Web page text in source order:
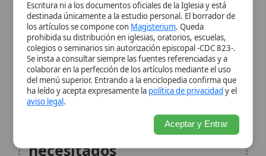
necesitados
Apostolado eclesial y
comunión con el Sucesor de
Pedro
Arzobispos y obispos
destacados (selección
histórica)